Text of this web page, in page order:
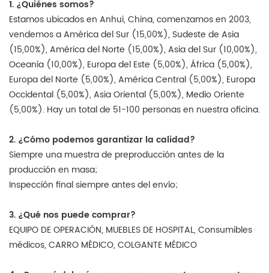
1. ¿Quiénes somos?
Estamos ubicados en Anhui, China, comenzamos en 2003,
vendemos a América del Sur (15,00%), Sudeste de Asia
(15,00%), América del Norte (15,00%), Asia del Sur (10,00%),
Oceanía (10,00%), Europa del Este (5,00%), África (5,00%),
Europa del Norte (5,00%), América Central (5,00%), Europa
Occidental (5,00%), Asia Oriental (5,00%), Medio Oriente
(5,00%). Hay un total de 51-100 personas en nuestra oficina.
2. ¿Cómo podemos garantizar la calidad?
Siempre una muestra de preproducción antes de la
producción en masa;
Inspección final siempre antes del envío;
3. ¿Qué nos puede comprar?
EQUIPO DE OPERACIÓN, MUEBLES DE HOSPITAL, Consumibles
médicos, CARRO MÉDICO, COLGANTE MÉDICO